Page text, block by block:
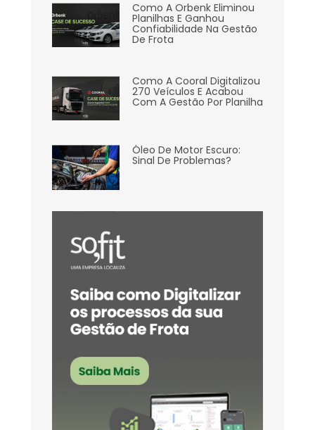
Como A Orbenk Eliminou
Planilhas E Ganhou
Confiabilidade Na Gestão
De Frota
Como A Cooral Digitalizou
270 Veículos E Acabou
Com A Gestão Por Planilha
Óleo De Motor Escuro:
Sinal De Problemas?